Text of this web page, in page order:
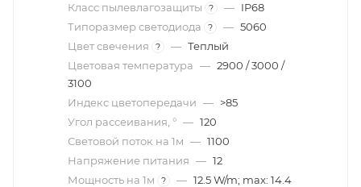
Класс пылевлагозащиты
? — IP68
Типоразмер светодиода
? — 5060
Цвет свечения
? — Теплый
Цветовая температура — 2900 / 3000 /
3100
Индекс цветопередачи — >85
Угол рассеивания, ° — 120
Световой поток на 1м — 1100
Напряжение питания — 12
Мощность на 1м
? — 12.5 W/m; max: 14.4